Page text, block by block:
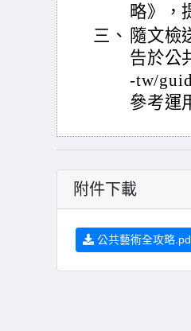
略》，
三、 隨文檢
告於公
-tw/
參考運
附件下載
公共藝術全攻略